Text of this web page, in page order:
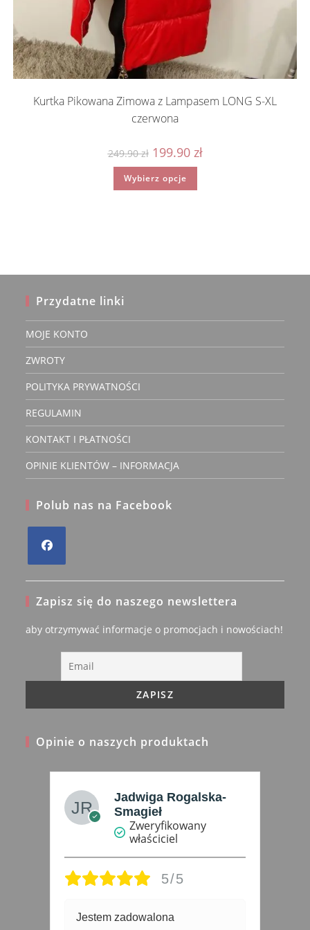
Kurtka Pikowana Zimowa z Lampasem LONG S-XL
czerwona
249.90zł Pierwotna
cena
wynosiła:
249.90 zł.
199.90 złAktualna
Wybierz opcje
Ten
ma
Przydatne linki
MOJE KONTO
ZWROTY
POLITYKA PRYWATNOŚCI
REGULAMIN
KONTAKT I PŁATNOŚCI
OPINIE KLIENTÓW – INFORMACJA
Polub nas na Facebook
a
new
Zapisz się do naszego newslettera
aby otrzymywać informacje o promocjach i nowościach!
Opinie o naszych produktach
Katarzyna A.
Zweryfikowany
właściciel
zgodnie z opisem.